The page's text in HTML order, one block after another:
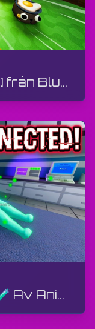
Dandy’s World [ALPHA] från BlushCrunch Studio | Roblox | Gameplay, utan kommentarer, Android
Djurkliniken (Anomaly) 🧪 Av Animal Anomaly – OMG Kopplades från under Skift 4 | Roblox | Gameplay